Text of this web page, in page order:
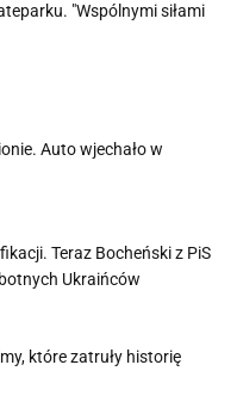
"Wspólnymi siłami
Auto wjechało w
Teraz Bocheński z PiS
Ukraińców
które zatruły historię